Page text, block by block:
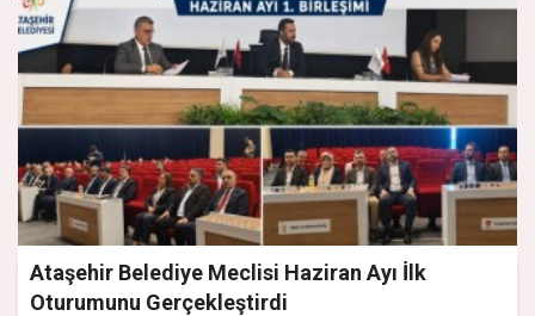
Ataşehir Belediye Meclisi Haziran Ayı İlk
Oturumunu Gerçekleştirdi